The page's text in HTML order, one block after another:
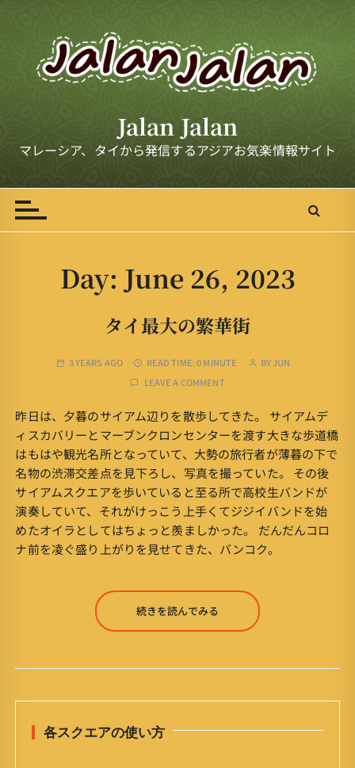
t
n
Jalan Jalan
マレーシア、タイから発信するアジアお気楽情報サイト
Day: June 26, 2023
タイ最大の繁華街
3 YEARS AGO READ TIME:0 MINUTE BYJUN
LEAVE A COMMENT
昨日は、夕暮のサイアム辺りを散歩してきた。 サイアムデ
ィスカバリーとマーブンクロンセンターを渡す大きな歩道橋
はもはや観光名所となっていて、大勢の旅行者が薄暮の下で
名物の渋滞交差点を見下ろし、写真を撮っていた。 その後
サイアムスクエアを歩いていると至る所で高校生バンドが
演奏していて、それがけっこう上手くてジジイバンドを始
めたオイラとしてはちょっと羨ましかった。 だんだんコロ
ナ前を凌ぐ盛り上がりを見せてきた、バンコク。
続きを読んでみる
各スクエアの使い方